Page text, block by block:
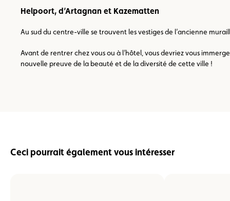
Helpoort, d’Artagnan et Kazematten
Au sud du centre-ville se trouvent les vestiges de l’ancienne
Avant de rentrer chez vous ou à l’hôtel, vous devriez vous
nouvelle preuve de la beauté et de la diversité de cette ville !
Ceci pourrait également vous intéresser